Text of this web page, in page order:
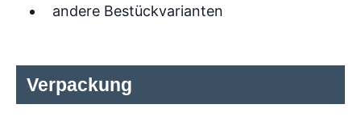
andere Bestückvarianten
Verpackung